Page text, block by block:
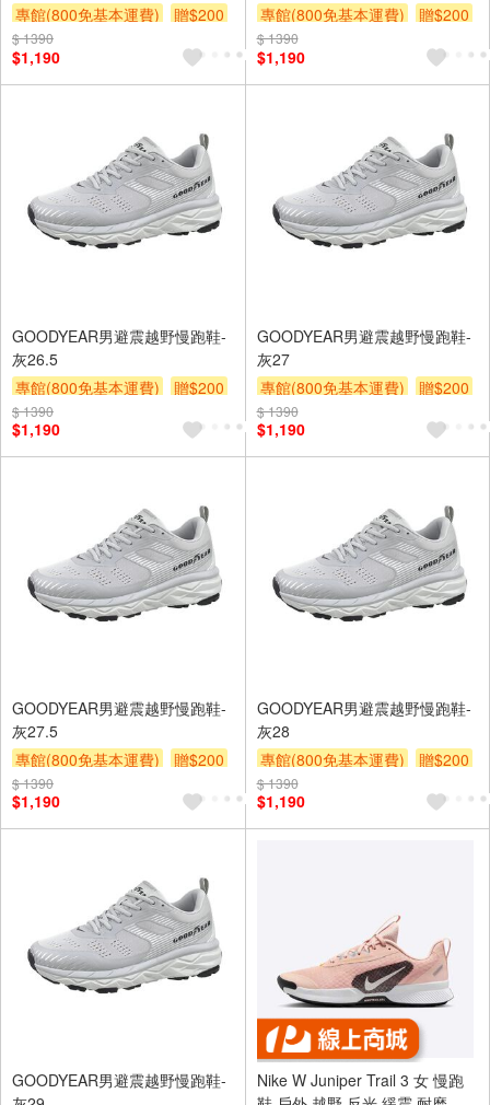
專館(800免基本運費)
贈$200
$ 1390
$1,190
專館(800免基本運費)
贈$200
$ 1390
$1,190
GOODYEAR男避震越野慢跑鞋-
灰26.5
專館(800免基本運費)
贈$200
$ 1390
$1,190
GOODYEAR男避震越野慢跑鞋-
灰27
專館(800免基本運費)
贈$200
$ 1390
$1,190
GOODYEAR男避震越野慢跑鞋-
灰27.5
專館(800免基本運費)
贈$200
$ 1390
$1,190
GOODYEAR男避震越野慢跑鞋-
灰28
專館(800免基本運費)
贈$200
$ 1390
$1,190
GOODYEAR男避震越野慢跑鞋-
Nike W Juniper Trail 3 女 慢跑